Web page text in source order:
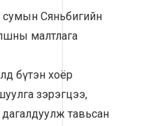
Сяньбигийн
малтлага
бүтэн хоёр
зэрэгцээ,
тавьсан